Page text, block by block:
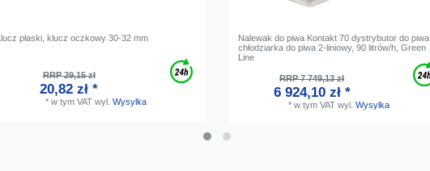
płaski, klucz oczkowy 30-32 mm
RRP 29,15 zł
20,82 zł *
* w tym VATwyl. Wysylka
Nalewak do piwa Kontakt 70 dystrybutor do piwa,
chłodziarka do piwa 2-liniowy, 90 litrów/h, Green
Line
RRP 7 749,13 zł
6 924,10 zł *
* w tym VATwyl. Wysylka